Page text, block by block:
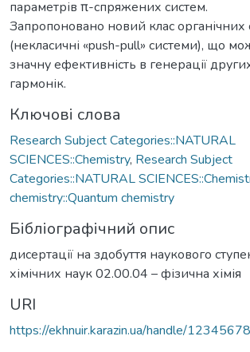
параметрів π-спряжених систем.
Запропоновано новий клас органічних
(некласичні «push-pull» системи), що
значну ефективність в генерації
гармонік.
Ключові слова
Research Subject Categories::NATURAL
SCIENCES::Chemistry, Research Subject
Categories::NATURAL
chemistry::Quantum chemistry
Бібліографічний опис
дисертації на здобуття наукового
хімічних наук 02.00.04 – фізична хімія
URI
https://ekhnuir.karazin.ua/handle/